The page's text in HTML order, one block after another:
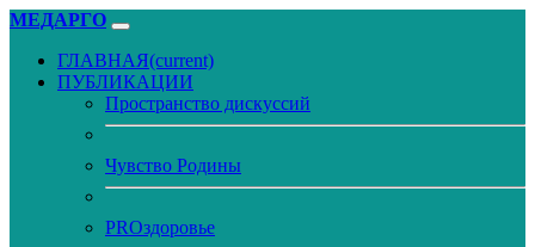
МЕДАРГО
ГЛАВНАЯ(current)
ПУБЛИКАЦИИ
Пространство дискуссий
Чувство Родины
PROздоровье